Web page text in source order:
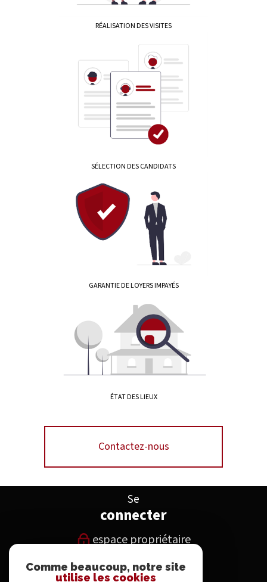
RÉALISATION DES VISITES
SÉLECTION DES CANDIDATS
GARANTIE DE LOYERS IMPAYÉS
ÉTAT DES LIEUX
Contactez-nous
Se
connecter
espace propriétaire
Nous
Comme beaucoup, notre site
utilise les cookies